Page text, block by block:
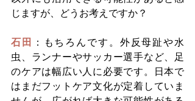
じますが、どうお考えですか？
石田
：もちろんです。外反母趾や水
虫、ランナーやサッカー選手など、足
のケアは幅広い人に必要です。日本で
はまだフットケア文化が定着していま